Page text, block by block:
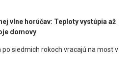
vlne horúčav: Teploty vystúpia až
domovy
po siedmich rokoch vracajú na most v